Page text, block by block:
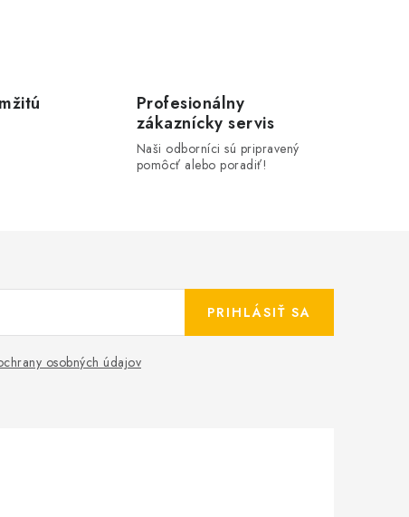
Profesionálny
zákaznícky servis
Naši odborníci sú pripravený
pomôcť alebo poradiť!
osobných údajov
PRIHLÁSIŤ SA